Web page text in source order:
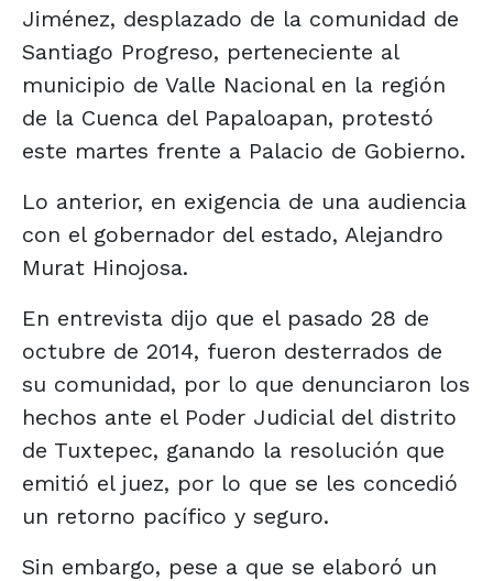
Jiménez, desplazado de la comunidad de
Santiago Progreso, perteneciente al
municipio de Valle Nacional en la región
de la Cuenca del Papaloapan, protestó
este martes frente a Palacio de Gobierno.
Lo anterior, en exigencia de una audiencia
con el gobernador del estado, Alejandro
Murat Hinojosa.
En entrevista dijo que el pasado 28 de
octubre de 2014, fueron desterrados de
su comunidad, por lo que denunciaron los
hechos ante el Poder Judicial del distrito
de Tuxtepec, ganando la resolución que
emitió el juez, por lo que se les concedió
un retorno pacífico y seguro.
Sin embargo, pese a que se elaboró un